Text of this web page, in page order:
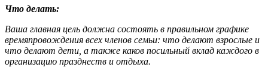
Что делать:
Ваша главная цель должна состоять в правильном графике
времяпровождения всех членов семьи: что делают взрослые и
что делают дети, а также каков посильный вклад каждого в
организацию празднеств и отдыха.